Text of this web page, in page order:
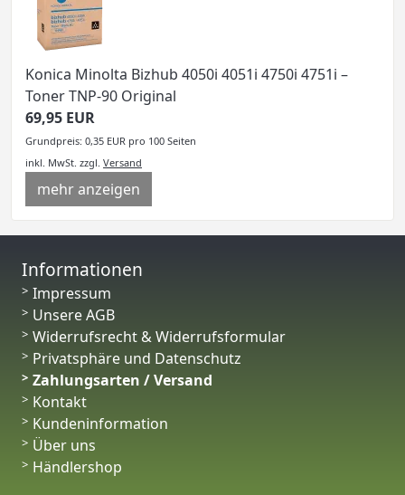
Konica Minolta Bizhub 4050i 4051i 4750i 4751i –
Toner TNP-90 Original
69,95 EUR
Grundpreis: 0,35 EUR pro 100 Seiten
inkl. MwSt. zzgl. Versand
mehr anzeigen
Informationen
Impressum
Unsere AGB
Widerrufsrecht & Widerrufsformular
Privatsphäre und Datenschutz
Zahlungsarten / Versand
Kontakt
Kundeninformation
Über uns
Händlershop